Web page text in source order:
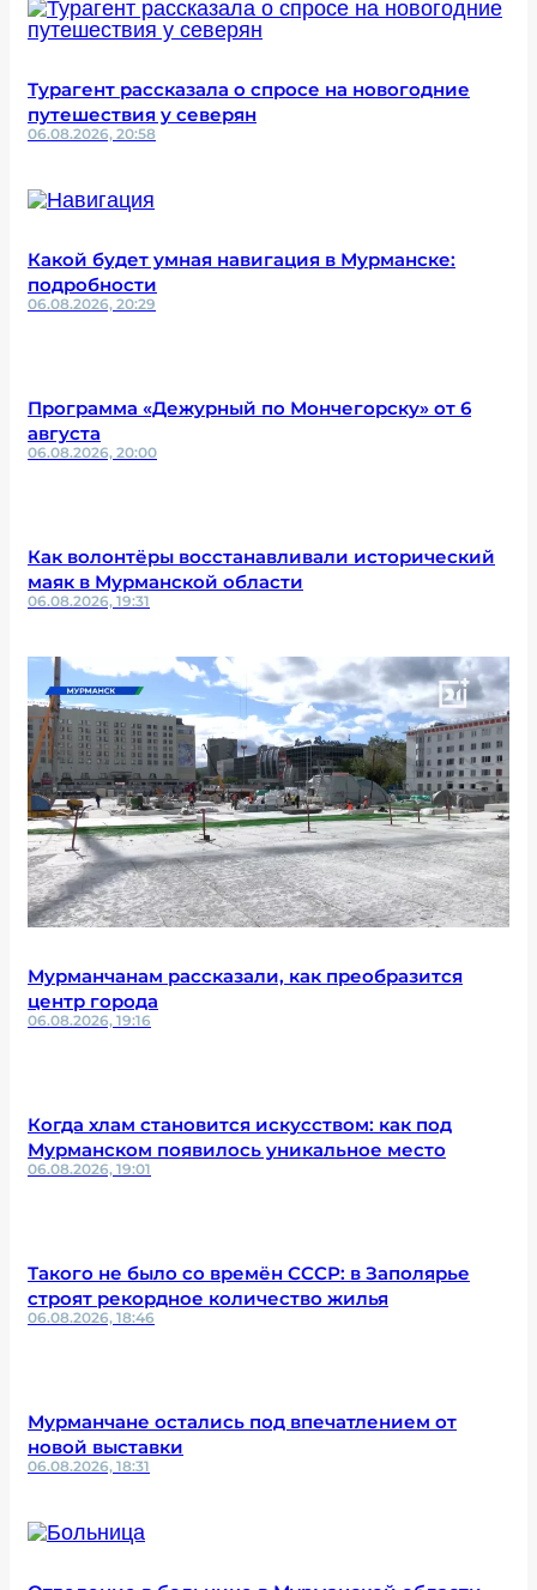
Турагент рассказала о спросе на новогодние
путешествия у северян
06.08.2026, 20:58
Какой будет умная навигация в Мурманске:
подробности
06.08.2026, 20:29
Программа «Дежурный по Мончегорску» от 6
августа
06.08.2026, 20:00
Как волонтёры восстанавливали исторический
маяк в Мурманской области
06.08.2026, 19:31
Мурманчанам рассказали, как преобразится
центр города
06.08.2026, 19:16
Когда хлам становится искусством: как под
Мурманском появилось уникальное место
06.08.2026, 19:01
Такого не было со времён СССР: в Заполярье
строят рекордное количество жилья
06.08.2026, 18:46
Мурманчане остались под впечатлением от
новой выставки
06.08.2026, 18:31